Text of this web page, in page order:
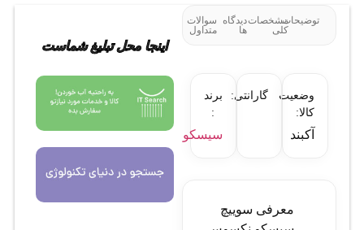
توضیحاتمشخصات
کلی
دیدگاه
ها
سوالات
متداول
وضعیت
کالا:
آکبند
گارانتی:
برند
:
سیسکو
معرفی سوييچ
اینجا محل تبلیغ شماست